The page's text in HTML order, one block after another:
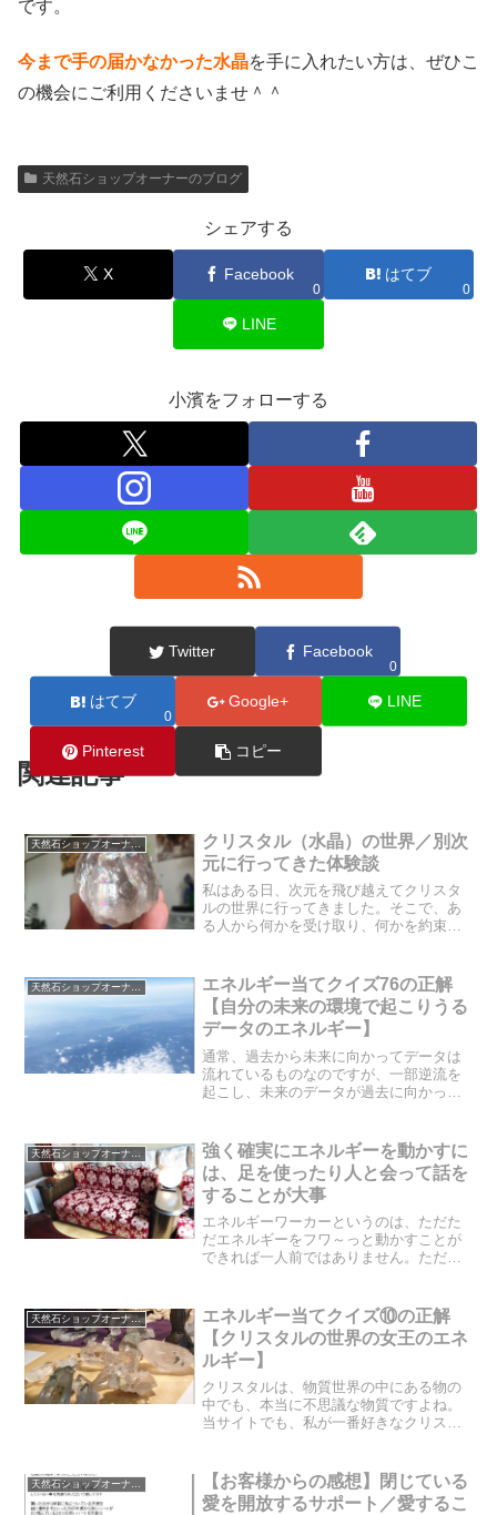
です。
今まで手の届かなかった水晶を手に入れたい方は、ぜひこ
の機会にご利用くださいませ＾＾
天然石ショップオーナーのブログ
シェアする
X Facebook
0
はてブ
0
LINE
小濱をフォローする
小濱
関連記事
天然石ショップオーナーのブログ
クリスタル（水晶）の世界／別次
元に行ってきた体験談
私はある日、次元を飛び越えてクリスタ
ルの世界に行ってきました。そこで、あ
る人から何かを受け取り、何かを約束し
うか？不確かな出来事なので、夢物語だ
と思って読んでみてくださ...
天然石ショップオーナーのブログ
エネルギー当てクイズ76の正解
【自分の未来の環境で起こりうる
データのエネルギー】
通常、過去から未来に向かってデータは
流れているものなのですが、一部逆流を
起こし、未来のデータが過去に向かって
おこなっています。それはいったい誰な
のでしょう？受け取るべき未...
強く確実にエネルギーを動かすに
は、足を使ったり人と会って話を
することが大事
エネルギーワーカーというのは、ただた
だエネルギーをフワ～っと動かすことが
できれば一人前ではありません。ただ単
できます。では、一人前のエネルギーワ
ーカーは、どういうことを...
天然石ショップオーナーのブログ
エネルギー当てクイズ⑩の正解
【クリスタルの世界の女王のエネ
ルギー】
クリスタルは、物質世界の中にある物の
中でも、本当に不思議な物質ですよね。
当サイトでも、私が一番好きなクリスタ
いったい、何なのでしょうか？クリスタ
ルの世界に住んでいる女王...
天然石ショップオーナーのブログ
【お客様からの感想】閉じている
愛を開放するサポート／愛するこ
Twitter Facebook
0
はてブ
0
Google+ LINE
Pinterest コピー